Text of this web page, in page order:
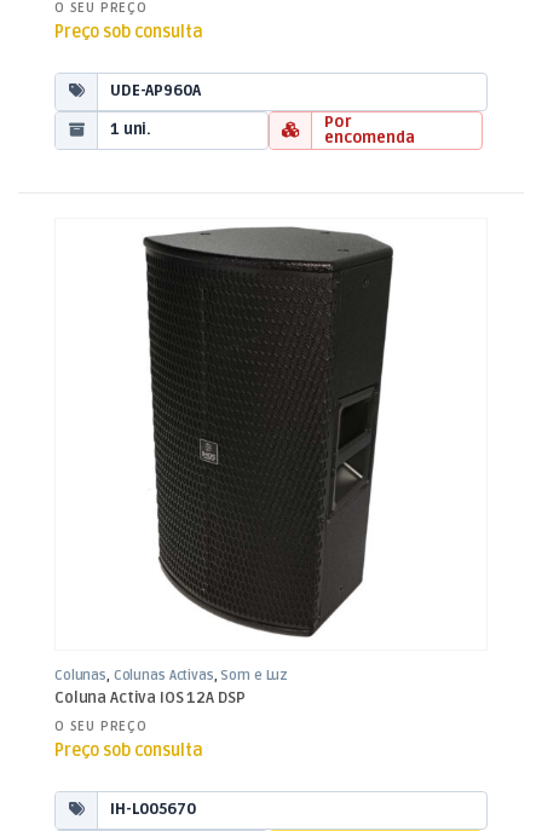
O SEU PREÇO
Preço sob consulta
UDE-AP960A
1 uni.
Por
encomenda
Colunas Colunas Activas Som e Luz
Coluna Activa IOS 12A DSP
O SEU PREÇO
Preço sob consulta
IH-L005670